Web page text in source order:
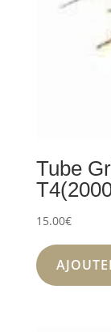
Tube
15.00€